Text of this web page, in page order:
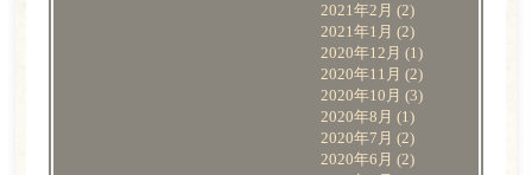
2021年2月 (2)
2021年1月 (2)
2020年12月 (1)
2020年11月 (2)
2020年10月 (3)
2020年8月 (1)
2020年7月 (2)
2020年6月 (2)